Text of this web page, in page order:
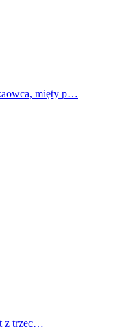
mięty p…
z trzec…